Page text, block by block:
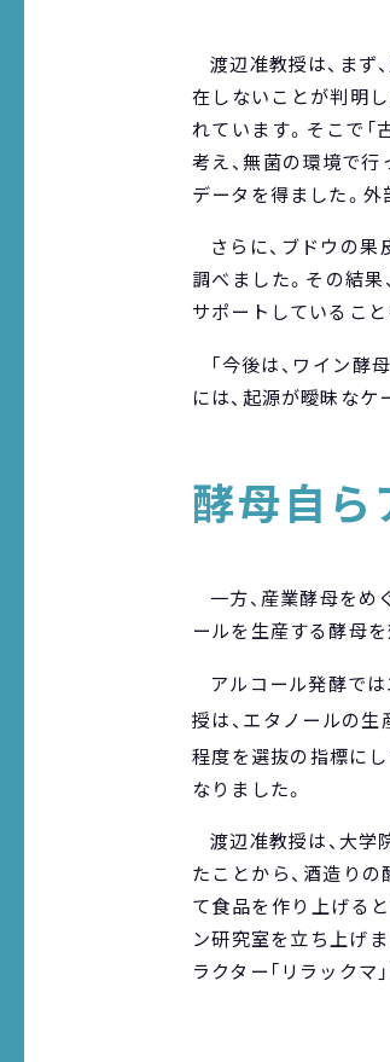
渡辺准教授は、ま
在しないことが判明
れています。そこで
考え、無菌の環境で
データを得ました。
さらに、ブドウの
調べました。その結
サポートしていること
「今後は、ワイン
には、起源が曖昧な
酵母自
一方、産業酵母を
ールを生産する酵母
アルコール発酵で
授は、エタノールの生
程度を選抜の指標に
なりました。
渡辺准教授は、大学
たことから、酒造り
て食品を作り上げる
ン研究室を立ち上げ
ラクター「リラックマ